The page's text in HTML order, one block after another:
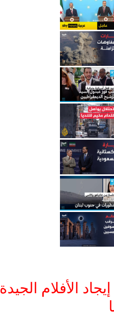
الأفلام الجيدة